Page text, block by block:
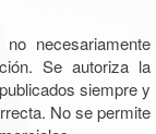
necesariamente
Se autoriza la
siempre y
No se permite